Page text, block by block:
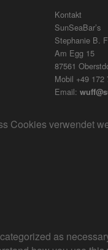
Kontakt
SunSeaBar’s
Stephanie B.
Am Egg 15
87561
Mobil +49 172
Email:
Cookies verwendet
as